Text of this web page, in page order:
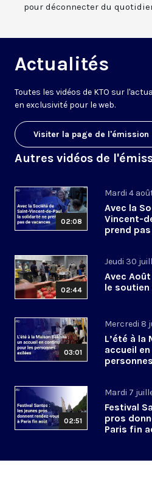
pour déconnecter du
Actualités
Toutes les vidéos de KTO sur
en exclusivité pour le web.
Visiter la page de l'émission
Autres vidéos de
02:08
Mardi 4
Avec la
Vincent-
prend
02:44
Jeudi 30
Avec
le
03:01
Mercredi 8
L’été à la
accueil
02:51
Mardi 7
Festival
pros
Paris fin